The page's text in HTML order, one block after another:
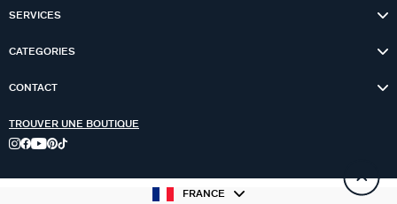
SERVICES
CATEGORIES
CONTACT
TROUVER UNE BOUTIQUE
FRANCE